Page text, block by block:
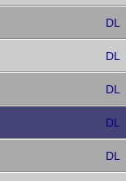
DL
DL
DL
DL
DL